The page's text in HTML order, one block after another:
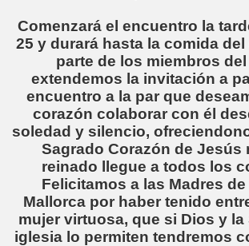
Comenzará el encuentro la
25 y durará hasta la comida
parte de los miembros
extendemos la invitación a
encuentro a la par que
corazón colaborar con él
soledad y silencio,
Sagrado Corazón de Jesús
reinado llegue a todos los
Felicitamos a las Madres de
Mallorca por haber tenido
mujer virtuosa, que si Dios y la
iglesia lo permiten tendremos